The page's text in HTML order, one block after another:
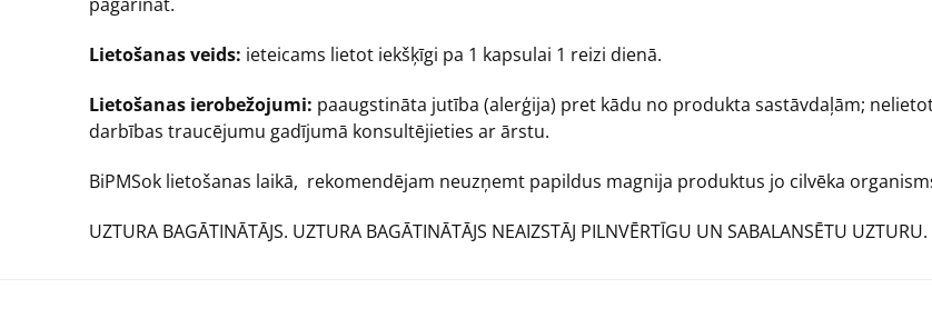
Lietošanas veids: ieteicams lietot iekšķīgi pa 1 kapsulai 1 reizi dienā.
Lietošanas ierobežojumi: paaugstināta jutība (alerģija) pret kādu no produkta sastāvdaļām;
darbības traucējumu gadījumā konsultējieties ar ārstu.
BiPMSok lietošanas laikā, rekomendējam neuzņemt papildus magnija produktus jo cilvēka
UZTURA BAGĀTINĀTĀJS. UZTURA BAGĀTINĀTĀJS NEAIZSTĀJ PILNVĒRTĪGU UN SABALANSĒTU UZTURU.